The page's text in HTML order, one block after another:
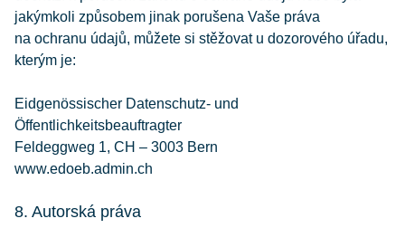
jakýmkoli způsobem jinak porušena Vaše práva
na ochranu údajů, můžete si stěžovat u dozorového úřadu,
kterým je:
Eidgenössischer Datenschutz- und
Öffentlichkeitsbeauftragter
Feldeggweg 1, CH – 3003 Bern
www.edoeb.admin.ch
8. Autorská práva